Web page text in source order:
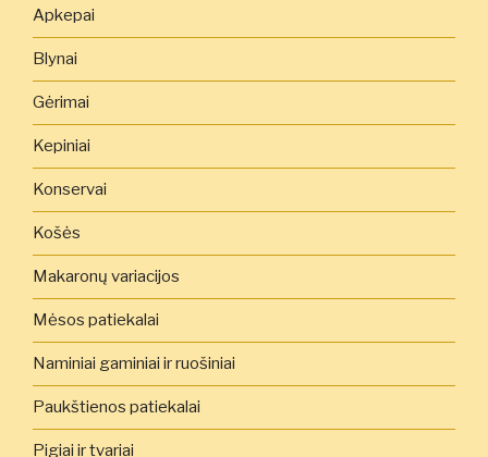
Apkepai
Blynai
Gėrimai
Kepiniai
Konservai
Košės
Makaronų variacijos
Mėsos patiekalai
Naminiai gaminiai ir ruošiniai
Paukštienos patiekalai
Pigiai ir tvariai